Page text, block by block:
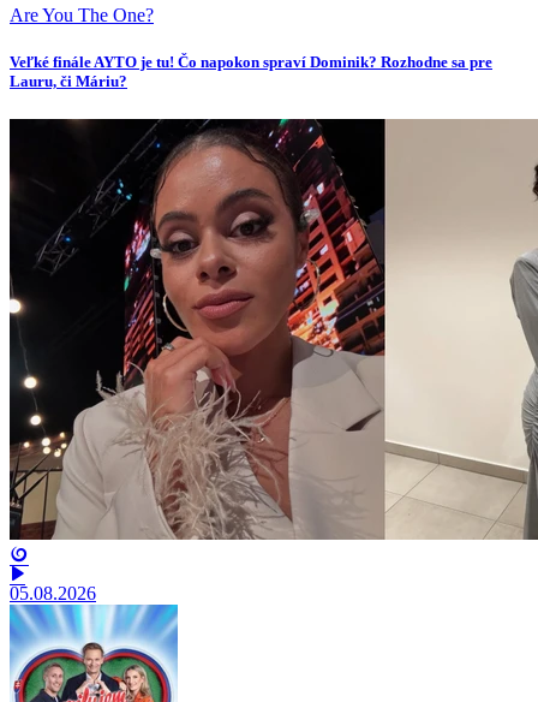
Are You The One?
Veľké finále AYTO je tu! Čo napokon spraví Dominik? Rozhodne sa pre
Lauru, či Máriu?
05.08.2026